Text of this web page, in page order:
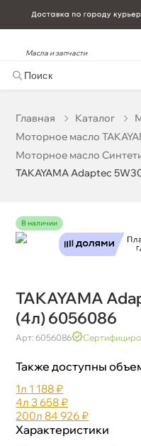
Масла и запчасти
Главная Катало
Моторное масло
Моторное масло
TAKAYAMA Adaptec
наличии
TAKAYAMA
(4л) 6056086
Арт: 6056086
Также доступны
1л 1 188 ₽
4л 3 658 ₽
200л 84 926 ₽
Характеристики
Бесплатная
Срочная за 2 ч – 399 ₽
Карта